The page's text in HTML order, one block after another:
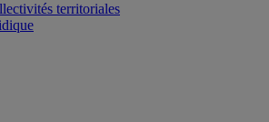
territoriales